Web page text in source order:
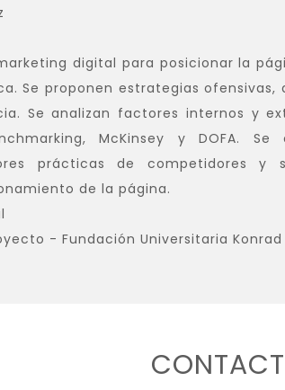
digital para posicionar la
Se proponen estrategias ofensivas,
Se analizan factores internos y
McKinsey y DOFA. Se
prácticas de competidores y
de la página.
- Fundación Universitaria Konrad